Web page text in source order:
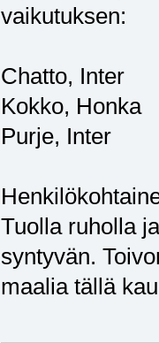
vaikutuksen:
Chatto, Inter
Kokko, Honka
Purje, Inter
Tuolla ruholla
syntyvän.
maalia tällä